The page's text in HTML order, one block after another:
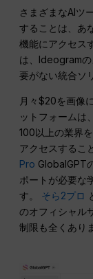
さまざまなAIツ
することは、あ
機能にアクセス
は、Ideogram
要がない統合ソ
月々$20を画像
ットフォームは
100以上の業界
アクセスするこ
Pro GlobalGPT
ポートが必要な
す。 そら2プロ
のオフィシャル
制限も全くあり